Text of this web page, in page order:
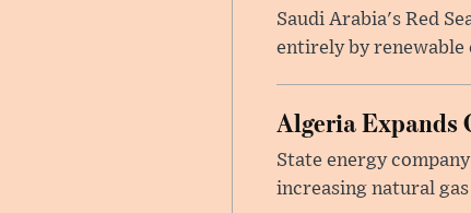
Saudi Arabia's Red
entirely by renewable
Algeria Expands
State energy
increasing natural